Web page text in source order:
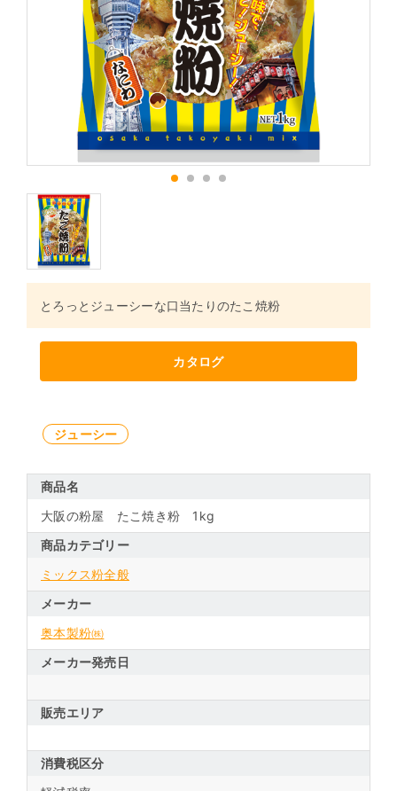
とろっとジューシーな口当たりのたこ焼粉
カタログ
ジューシー
商品名
大阪の粉屋 たこ焼き粉 1kg
商品カテゴリー
ミックス粉全般
メーカー
奥本製粉㈱
メーカー発売日
販売エリア
消費税区分